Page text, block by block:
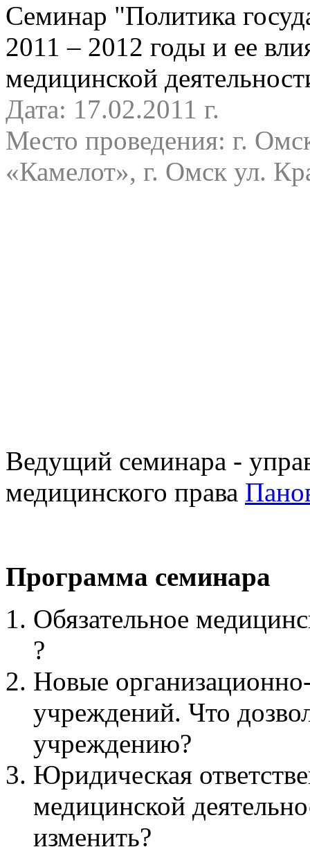
Семинар "Политика
2011 – 2012 годы и ее
медицинской
Дата: 17.02.2011 г.
Место проведения: г.
«Камелот», г. Омск ул.
Ведущий семинара -
медицинского права
Программа семинара
Обязательное
?
Новые
учреждений. Что
учреждению?
Юридическая
медицинской
изменить?